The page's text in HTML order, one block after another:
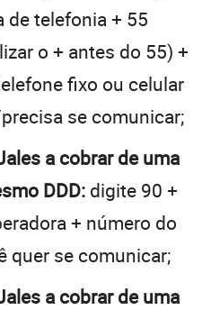
de telefonia + 55
o + antes do 55) +
fixo ou celular
se comunicar;
a cobrar de uma
DDD: digite 90 +
+ número do
quer se comunicar;
a cobrar de uma